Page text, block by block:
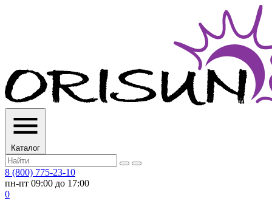
Каталог
8 (800) 775-23-10
пн-пт 09:00 до 17:00
0